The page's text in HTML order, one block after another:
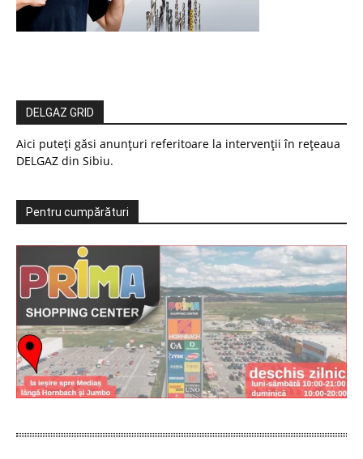
DELGAZ GRID
Aici puteți găsi anunțuri referitoare la intervenții în rețeaua
DELGAZ din Sibiu.
Pentru cumpărături